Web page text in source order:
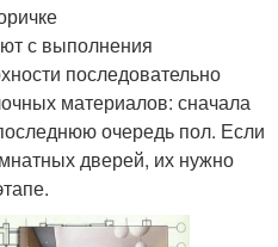
с выполнения
последовательно
материалов: сначала
очередь пол. Если
дверей, их нужно